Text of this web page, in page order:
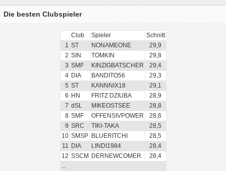
Die besten Clubspieler
Club Spieler
Schnitt
1 ST NONAMEONE
29,9
2 SIN TOMKIN
29,8
3 SMF KINZIGBATSCHER
29,4
4 DIA BANDITO56
29,3
5 ST KANNNIX18
29,1
6 HN FRITZ DZIUBA
28,9
7 dSL MIKEOSTSEE
28,8
8 SMF OFFENSIVPOWER
28,6
9 SRC TIKI-TAKA
28,5
10 SMSP BLUERITCHI
28,5
11 DIA LINDI1984
28,4
12 SSCM DERNEWCOMER
28,4
...